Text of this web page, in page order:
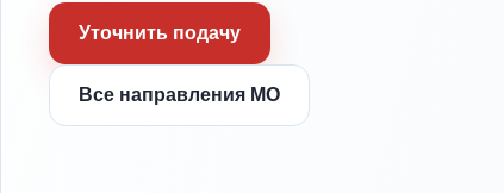
Уточнить подачу
Все направления МО